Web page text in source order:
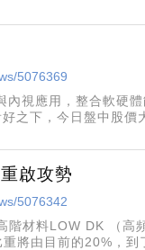
5076369
視應用，整合軟硬
之下，今日盤中股價
啟攻勢
5076342
階材料LOW DK （高
將由目前的20%，到